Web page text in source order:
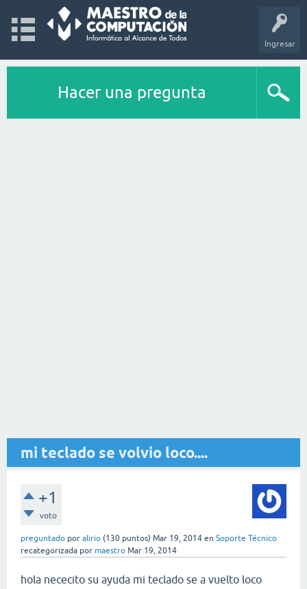
Ingresar
Hacer una pregunta
mi teclado se volvio loco....
+1
voto
preguntado por alirio (130 puntos) Mar 19, 2014 en Soporte Técnico
recategorizada por maestro Mar 19, 2014
hola nececito su ayuda mi teclado se a vuelto loco